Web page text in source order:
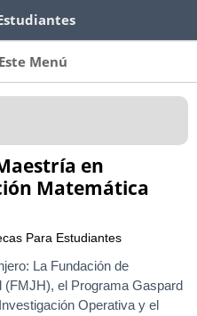
Encuentra las
de becas para
Menú
en
Matemática
Para Estudiantes
La Fundación de
el Programa Gaspard
Operativa y el